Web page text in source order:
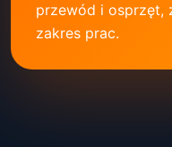
przewód i osprzęt,
zakres prac.